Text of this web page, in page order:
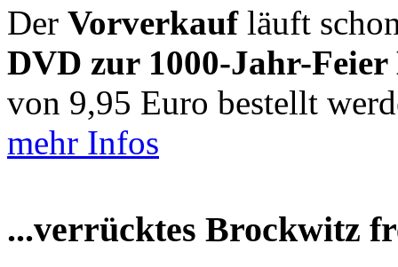
Der Vorverkaufläuft
DVD zur 1000-Jahr-
von 9,95 Euro bestellt
mehr Infos
...verrücktes Brockwitz